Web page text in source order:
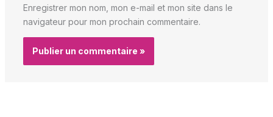
Enregistrer mon nom, mon e-mail et mon site dans le
navigateur pour mon prochain commentaire.